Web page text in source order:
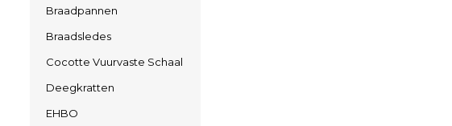
Braadpannen
Braadsledes
Cocotte Vuurvaste Schaal
Deegkratten
EHBO